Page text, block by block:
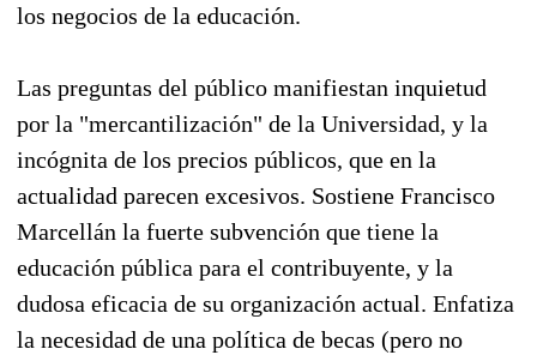
los negocios de la educación.
Las preguntas del público manifiestan inquietud
por la "mercantilización" de la Universidad, y la
incógnita de los precios públicos, que en la
actualidad parecen excesivos. Sostiene Francisco
Marcellán la fuerte subvención que tiene la
educación pública para el contribuyente, y la
dudosa eficacia de su organización actual. Enfatiza
la necesidad de una política de becas (pero no